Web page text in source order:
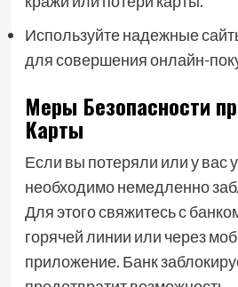
Используйте надежные
для совершения онлайн-
Меры Безопасности
Карты
Если вы потеряли или у вас
необходимо немедленно
Для этого свяжитесь с
горячей линии или через
приложение. Банк